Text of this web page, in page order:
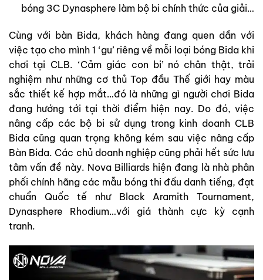
bóng 3C Dynasphere làm bộ bi chính thức của giải…
Cùng với bàn Bida, khách hàng đang quen dần với
việc tạo cho mình 1 ‘gu’ riêng về mỗi loại bóng Bida khi
chơi tại CLB. ‘Cảm giác con bi’ nó chân thật, trải
nghiệm như những cơ thủ Top đầu Thế giới hay màu
sắc thiết kế hợp mắt…đó là những gì người chơi Bida
đang hướng tới tại thời điểm hiện nay. Do đó, việc
nâng cấp các bộ bi sử dụng trong kinh doanh CLB
Bida cũng quan trọng không kém sau việc nâng cấp
Bàn Bida. Các chủ doanh nghiệp cũng phải hết sức lưu
tâm vấn đề này. Nova Billiards hiện đang là nhà phân
phối chính hãng các mẫu bóng thi đấu danh tiếng, đạt
chuẩn Quốc tế như Black Aramith Tournament,
Dynasphere Rhodium…với giá thành cực kỳ cạnh
tranh.